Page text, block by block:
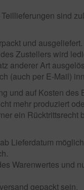
sind
und
Zustellers wird
anderer Art
(auch per E-Mail)
und auf Kosten
mehr produziert
ein
Lieferdatum
Warenwertes und
gepackt sein.